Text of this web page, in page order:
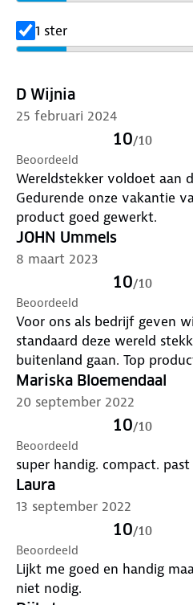
1 ster
D Wijnia
25 februari 2024
10/10
Beoordeeld
Wereldstekker voldoet aan
Gedurende onze vakantie
product goed gewerkt.
JOHN Ummels
8 maart 2023
10/10
Beoordeeld
Voor ons als bedrijf geven
standaard deze wereld
buitenland gaan. Top
Mariska Bloemendaal
20 september 2022
10/10
Beoordeeld
super handig.
Laura
13 september 2022
10/10
Beoordeeld
Lijkt me goed en handig
niet nodig.